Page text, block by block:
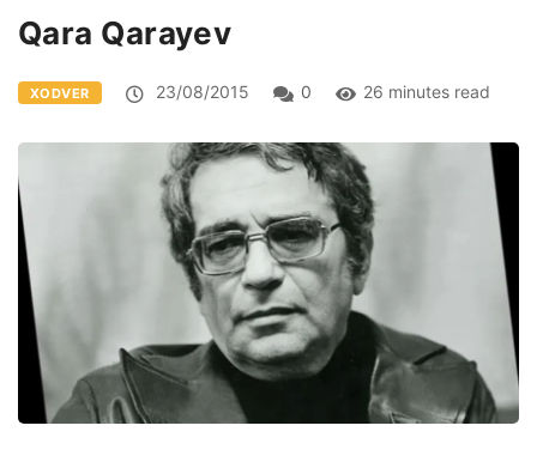
Qara Qarayev
XODVER 23/08/2015 0 26 minutes read